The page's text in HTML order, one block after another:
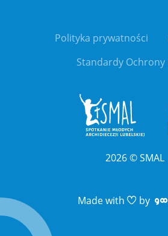
Polityka prywatności
Standardy Ochrony
2026©SMAL
Made with by